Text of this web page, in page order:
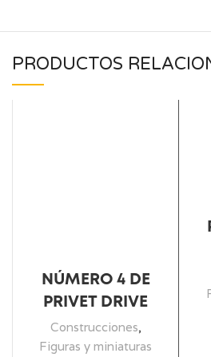
PRODUCTOS
NÚMERO 4 DE
PRIVET DRIVE
Construcciones,
Figuras y miniaturas